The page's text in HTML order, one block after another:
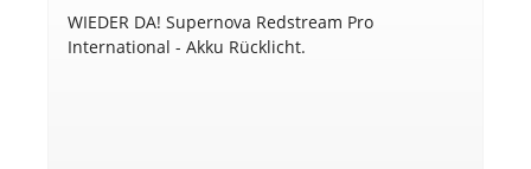
WIEDER DA! Supernova Redstream Pro
International - Akku Rücklicht.